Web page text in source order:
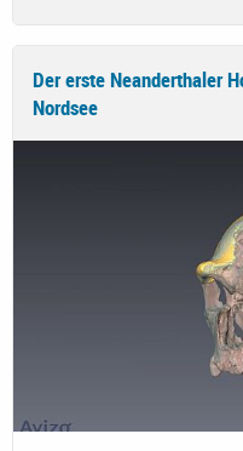
Der erste Neanderthaler
Nordsee